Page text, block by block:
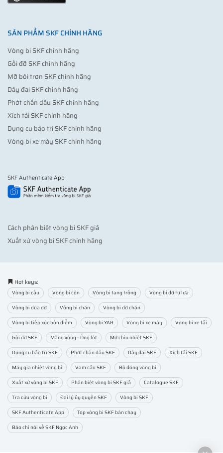
SẢN PHẨM SKF CHÍNH HÃNG
Vòng bi SKF chính hãng
Gối đỡ SKF chính hãng
Mỡ bôi trơn SKF chính hãng
Dây đai SKF chính hãng
Phớt chắn dầu SKF chính hãng
Xích tải SKF chính hãng
Dụng cụ bảo trì SKF chính hãng
Vòng bi xe máy SKF chính hãng
SKF Authenticate App
Cách phân biệt vòng bi SKF giả
Xuất xứ vòng bi SKF chính hãng
Hot keys:
Vòng bi cầu Vòng bi côn Vòng bi tang trống
Vòng bi đỡ tự lựa
Vòng bi đũa đỡ
Vòng bi chặn
Vòng bi đỡ chặn
Vòng bi tiếp xúc bốn điểm
Vòng bi YAR Vòng bi xe máy
Vòng bi xe tải
Gối đỡ SKF
Măng xông - Ống lót
Mỡ chịu nhiệt SKF
Dụng cụ bảo trì SKF
Phớt chắn dầu SKF Dây đai SKF
Xích tải SKF
Máy gia nhiệt vòng bi
Vam cảo SKF
Bộ đóng vòng bi
Xuất xứ vòng bi SKF
Phân biệt vòng bi SKF giả
Catalogue SKF
Tra cứu vòng bi
Đại lý ủy quyền SKF
Vòng bi SKF
SKF Authenticate App
Top vòng bi SKF bán chạy
Báo chí nói về SKF Ngọc Anh